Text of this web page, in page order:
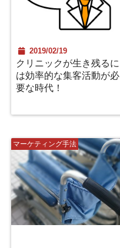
2019/02/19
クリニックが生き残るに
は効率的な集客活動が必
要な時代！
マーケティング手法